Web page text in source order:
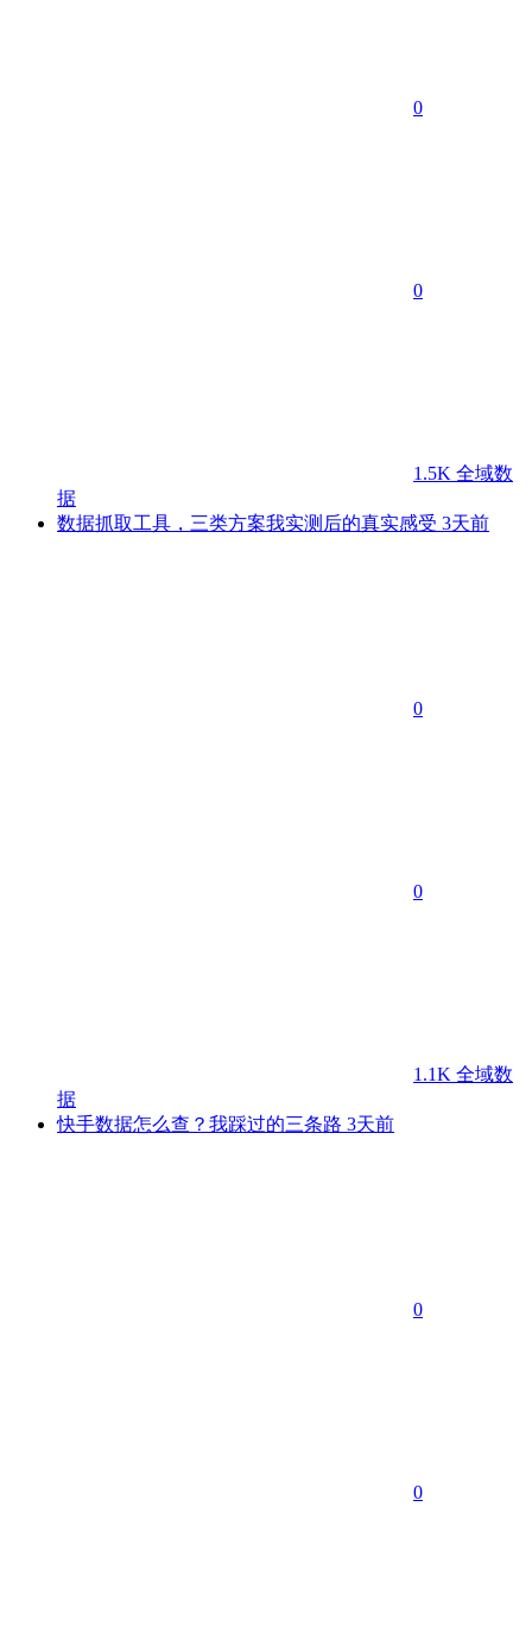
0
0
1.5K 全域数
据
数据抓取工具，三类方案我实测后的真实感受 3天前
0
0
1.1K 全域数
据
快手数据怎么查？我踩过的三条路 3天前
0
0